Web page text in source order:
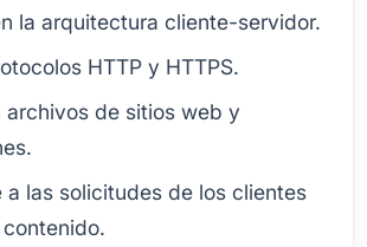
la arquitectura cliente-servidor.
HTTP y HTTPS.
archivos de sitios web y
a las solicitudes de los clientes